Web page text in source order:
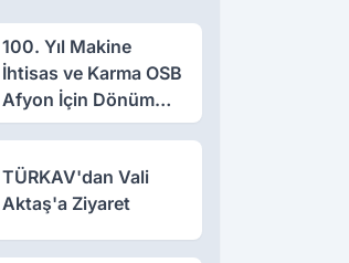
100. Yıl Makine
İhtisas ve Karma OSB
Afyon İçin Dönüm
Noktası Olacak
TÜRKAV'dan Vali
Aktaş'a Ziyaret